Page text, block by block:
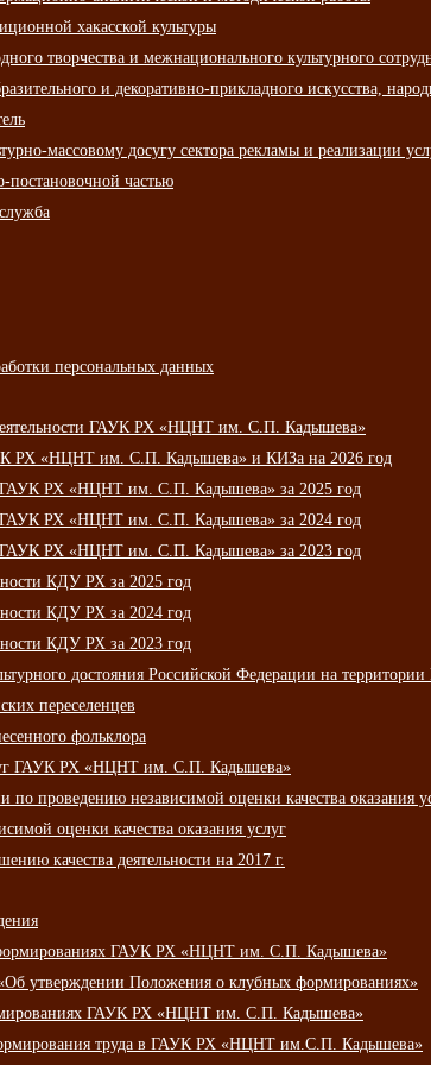
хакасской культуры
творчества и межнационального культурного
и декоративно-прикладного искусства,
массовому досугу сектора рекламы и реализации
постановочной частью
персональных данных
ГАУК РХ «НЦНТ им. С.П. Кадышева»
РХ «НЦНТ им. С.П. Кадышева» и КИЗа на 2026 год
ГАУК РХ «НЦНТ им. С.П. Кадышева» за 2025 год
ГАУК РХ «НЦНТ им. С.П. Кадышева» за 2024 год
ГАУК РХ «НЦНТ им. С.П. Кадышева» за 2023 год
КДУ РХ за 2025 год
КДУ РХ за 2024 год
КДУ РХ за 2023 год
достояния Российской Федерации на
переселенцев
фольклора
ГАУК РХ «НЦНТ им. С.П. Кадышева»
по проведению независимой оценки качества оказания
оценки качества оказания услуг
качества деятельности на 2017 г.
ГАУК РХ «НЦНТ им. С.П. Кадышева»
утверждении Положения о клубных формированиях»
ГАУК РХ «НЦНТ им. С.П. Кадышева»
труда в ГАУК РХ «НЦНТ им.С.П. Кадышева»